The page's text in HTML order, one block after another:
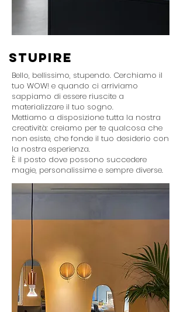
STUPIRE
Bello, bellissimo, stupendo. Cerchiamo il
tuo WOW! e quando ci arriviamo
sappiamo di essere riuscite a
materializzare il tuo sogno.
Mettiamo a disposizione tutta la nostra
creatività: creiamo per te qualcosa che
non esiste, che fonde il tuo desiderio con
la nostra esperienza.
È il posto dove possono succedere
magie, personalissime e sempre diverse.